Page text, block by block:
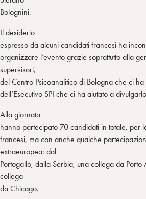
Bolognini.
Il desiderio
espresso da alcuni candidati francesi ha
organizzare l’evento grazie soprattutto alla
supervisori,
del Centro Psicoanalitico di Bologna che ci
dell’Esecutivo SPI che ci ha aiutato a
Alla giornata
hanno partecipato 70 candidati in totale, per
francesi, ma con anche qualche
extraeuropea: dal
Portogallo, dalla Serbia, una collega da Porto
collega
da Chicago.